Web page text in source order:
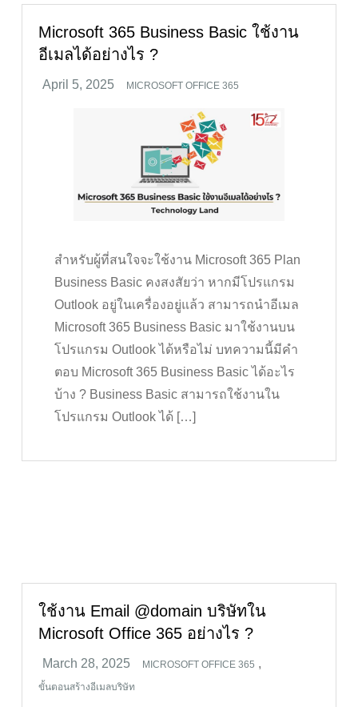
Microsoft 365 Business Basic ใช้งาน
อีเมลได้อย่างไร ?
MICROSOFT OFFICE 365
สำหรับผู้ที่สนใจจะใช้งาน Microsoft 365 Plan
Business Basic คงสงสัยว่า หากมีโปรแกรม
Outlook อยู่ในเครื่องอยู่แล้ว สามารถนำอีเมล
Microsoft 365 Business Basic มาใช้งานบน
โปรแกรม Outlook ได้หรือไม่ บทความนี้มีคำ
ตอบ Microsoft 365 Business Basic ได้อะไร
บ้าง ? Business Basic สามารถใช้งานใน
โปรแกรม Outlook ได้ […]
ใช้งาน Email @domain บริษัทใน
Microsoft Office 365 อย่างไร ?
MICROSOFT OFFICE 365 ,
ขั้นตอนสร้างอีเมลบริษัท